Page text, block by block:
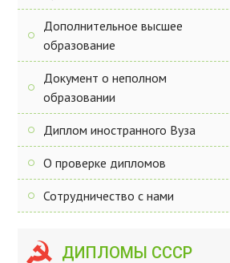
Дополнительное высшее
образование
Документ о неполном
образовании
Диплом иностранного Вуза
О проверке дипломов
Сотрудничество с нами
ДИПЛОМЫ СССР